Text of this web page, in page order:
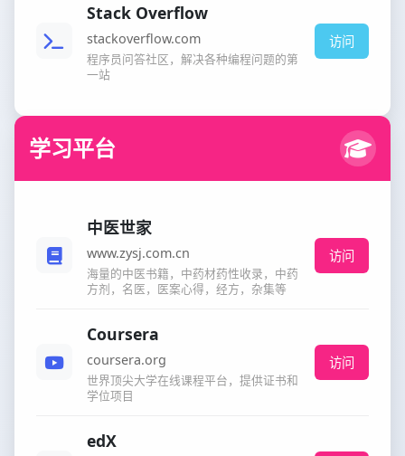
Stack Overflow
stackoverflow.com
程序员问答社区，解决各种编程问题的第
一站
访问
学习平台
中医世家
www.zysj.com.cn
海量的中医书籍，中药材药性收录，中药
方剂，名医，医案心得，经方，杂集等
访问
Coursera
coursera.org
世界顶尖大学在线课程平台，提供证书和
学位项目
访问
edX